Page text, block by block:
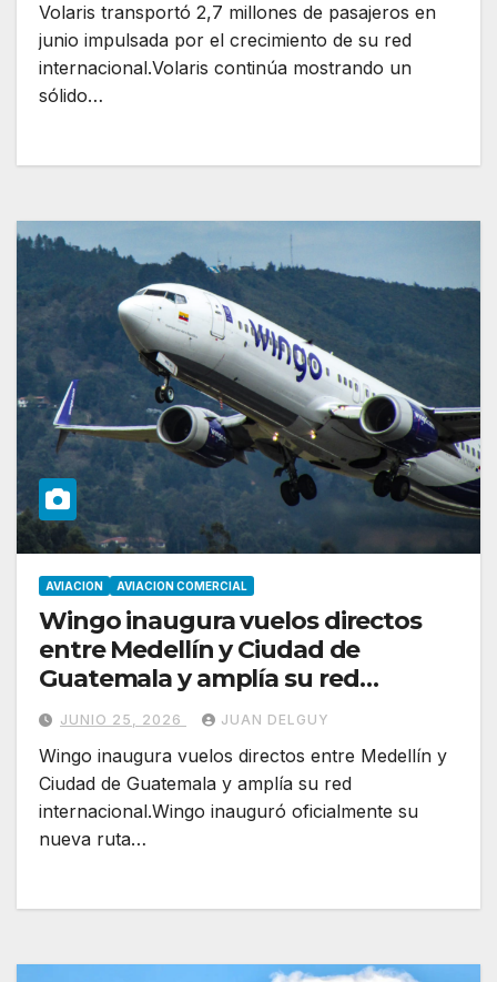
Volaris transportó 2,7 millones de pasajeros en
junio impulsada por el crecimiento de su red
internacional.Volaris continúa mostrando un
sólido…
AVIACION AVIACION COMERCIAL
Wingo inaugura vuelos directos
entre Medellín y Ciudad de
Guatemala y amplía su red
internacional
JUNIO 25, 2026 JUAN DELGUY
Wingo inaugura vuelos directos entre Medellín y
Ciudad de Guatemala y amplía su red
internacional.Wingo inauguró oficialmente su
nueva ruta…